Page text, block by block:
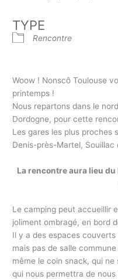
TYPE
Rencontre
Woow ! Nonscô Toulouse
printemps !
Nous repartons dans le
Dordogne, pour cette
Les gares les plus proches
Denis-près-Martel, Souillac
La rencontre aura lieu
Le camping peut accueillir
joliment ombragé, en bord
Il y a des espaces
mais pas de salle
même le coin snack, qui
qui nous permettra de